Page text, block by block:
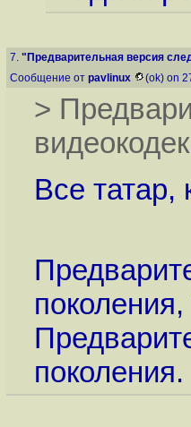
7. "Предварительная версия
Сообщение от pavlinux (ok) on
>
Все татар,
поколения.